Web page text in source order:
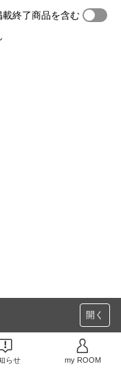
載終了商品を含む
開く
らせ my ROOM